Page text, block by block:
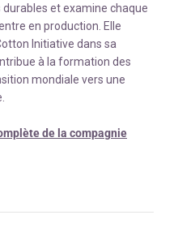
durables et examine chaque
en production. Elle
Initiative dans sa
à la formation des
mondiale vers une
de la compagnie